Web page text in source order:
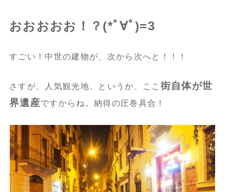
おおおおお！？(*ﾟ∀ﾟ)=3
すごい！中世の建物が、次から次へと！！！
さすが、人気観光地、というか、ここ 街自体が世
界遺産ですからね。納得の圧巻具合！